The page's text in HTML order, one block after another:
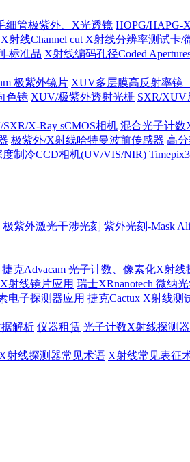
细管极紫外、X光透镜 HOPG/HAPG-
X射线Channel cut X射线分辨率测试卡/
-标准品 X射线编码孔径Coded
极紫外镜片 XUV多层膜高反射率镜（
色镜 XUV/极紫外透射光栅 SXR/XUV
X-Ray sCMOS相机 混合光子计数
极紫外/X射线哈特曼波前传感器 高
制冷CCD相机(UV/VIS/NIR)
极紫外激光干涉光刻 紫外光刻-Mask
捷克Advacam 光子计数、像素化X射线
射线镜片应用 瑞士XRnanotech 微纳
电子探测器应用 捷克Cactux X射线测
解析 仪器租赁 光子计数X射线探测
射线探测器常见术语 X射线常见表征